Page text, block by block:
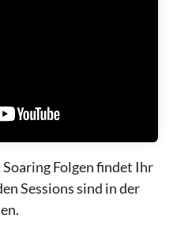
Folgen findet Ihr
Sessions sind in der